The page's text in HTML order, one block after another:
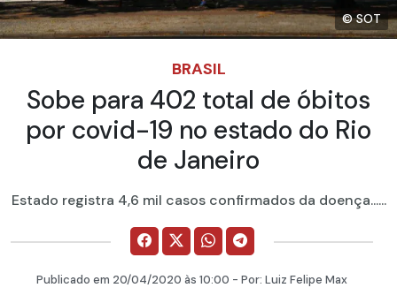
© SOT
BRASIL
Sobe para 402 total de óbitos
por covid-19 no estado do Rio
de Janeiro
Estado registra 4,6 mil casos confirmados da doença......
Publicado em 20/04/2020 às 10:00 - Por: Luiz Felipe Max